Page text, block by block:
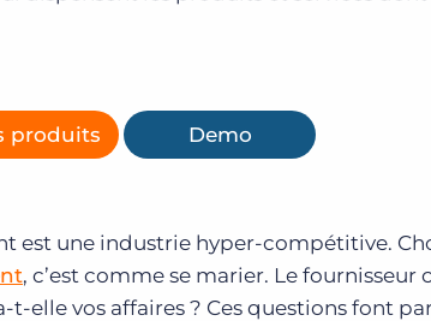
produits Demo
est une industrie hyper-compétitive.
, c’est comme se marier. Le
t-elle vos affaires ? Ces questions font